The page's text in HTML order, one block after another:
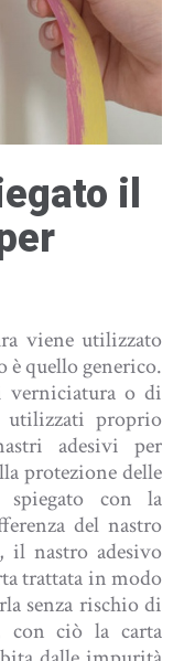
il
viene utilizzato
è quello generico.
verniciatura o di
utilizzati proprio
adesivi per
protezione delle
con la
del nastro
il nastro adesivo
trattata in modo
senza rischio di
con ciò la carta